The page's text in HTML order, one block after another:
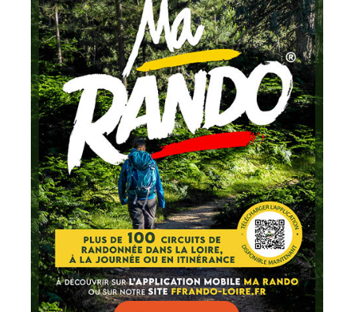
Chaque mois
testez un circuit labellisé
FFRandonnée
Lire par ici